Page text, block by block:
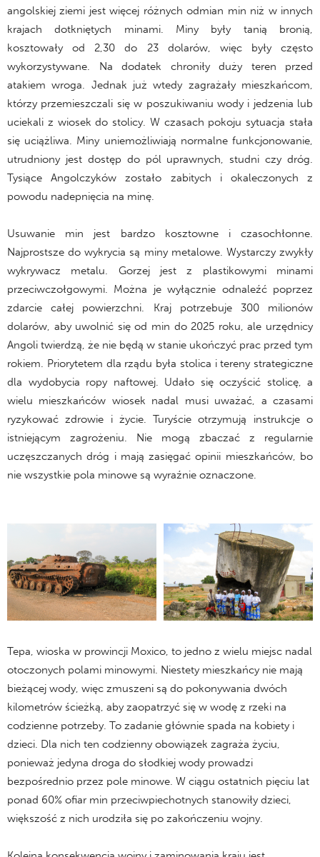
angolskiej ziemi jest więcej różnych odmian min niż w innych
krajach dotkniętych minami. Miny były tanią bronią,
kosztowały od 2,30 do 23 dolarów, więc były często
wykorzystywane. Na dodatek chroniły duży teren przed
atakiem wroga. Jednak już wtedy zagrażały mieszkańcom,
którzy przemieszczali się w poszukiwaniu wody i jedzenia lub
uciekali z wiosek do stolicy. W czasach pokoju sytuacja stała
się uciążliwa. Miny uniemożliwiają normalne funkcjonowanie,
utrudniony jest dostęp do pól uprawnych, studni czy dróg.
Tysiące Angolczyków zostało zabitych i okaleczonych z
powodu nadepnięcia na minę.
Usuwanie min jest bardzo kosztowne i czasochłonne.
Najprostsze do wykrycia są miny metalowe. Wystarczy zwykły
wykrywacz metalu. Gorzej jest z plastikowymi minami
przeciwczołgowymi. Można je wyłącznie odnaleźć poprzez
zdarcie całej powierzchni. Kraj potrzebuje 300 milionów
dolarów, aby uwolnić się od min do 2025 roku, ale urzędnicy
Angoli twierdzą, że nie będą w stanie ukończyć prac przed tym
rokiem. Priorytetem dla rządu była stolica i tereny strategiczne
dla wydobycia ropy naftowej. Udało się oczyścić stolicę, a
wielu mieszkańców wiosek nadal musi uważać, a czasami
ryzykować zdrowie i życie. Turyście otrzymują instrukcje o
istniejącym zagrożeniu. Nie mogą zbaczać z regularnie
uczęszczanych dróg i mają zasięgać opinii mieszkańców, bo
nie wszystkie pola minowe są wyraźnie oznaczone.
Tepa, wioska w prowincji Moxico, to jedno z wielu miejsc nadal
otoczonych polami minowymi. Niestety mieszkańcy nie mają
bieżącej wody, więc zmuszeni są do pokonywania dwóch
kilometrów ścieżką, aby zaopatrzyć się w wodę z rzeki na
codzienne potrzeby. To zadanie głównie spada na kobiety i
dzieci. Dla nich ten codzienny obowiązek zagraża życiu,
ponieważ jedyna droga do słodkiej wody prowadzi
bezpośrednio przez pole minowe. W ciągu ostatnich pięciu lat
ponad 60% ofiar min przeciwpiechotnych stanowiły dzieci,
większość z nich urodziła się po zakończeniu wojny.